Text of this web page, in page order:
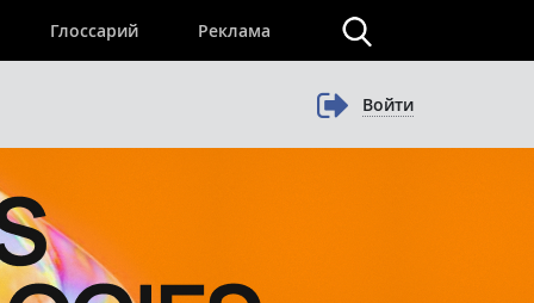
Глоссарий Реклама
Войти